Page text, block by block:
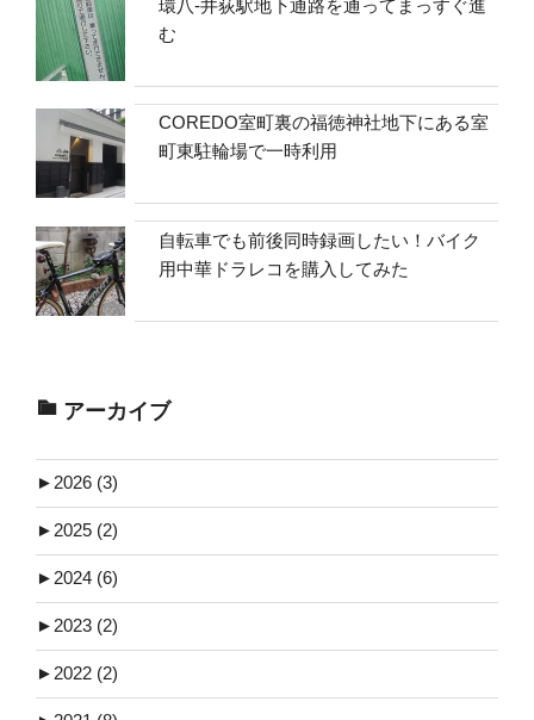
環八-井荻駅地下通路を通ってまっすぐ進
む
COREDO室町裏の福徳神社地下にある室
町東駐輪場で一時利用
自転車でも前後同時録画したい！バイク
用中華ドラレコを購入してみた
アーカイブ
► 2026 (3)
► 2025 (2)
► 2024 (6)
► 2023 (2)
► 2022 (2)